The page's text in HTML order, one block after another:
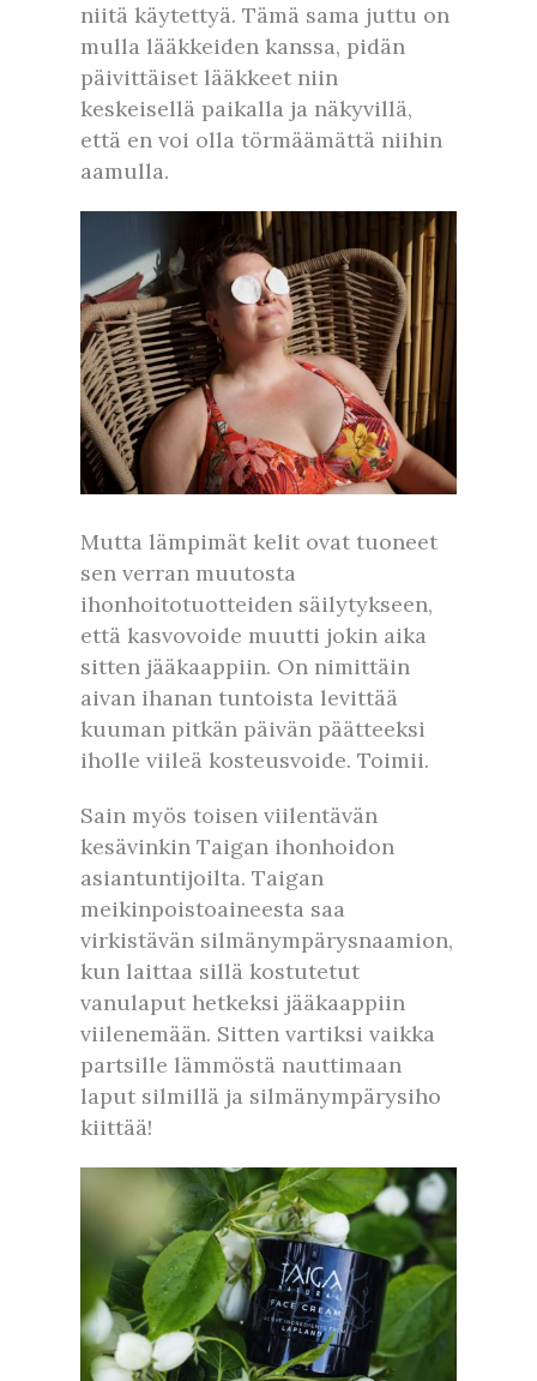
niitä käytettyä. Tämä sama juttu on
mulla lääkkeiden kanssa, pidän
päivittäiset lääkkeet niin
keskeisellä paikalla ja näkyvillä,
että en voi olla törmäämättä niihin
aamulla.
Mutta lämpimät kelit ovat tuoneet
sen verran muutosta
ihonhoitotuotteiden säilytykseen,
että kasvovoide muutti jokin aika
sitten jääkaappiin. On nimittäin
aivan ihanan tuntoista levittää
kuuman pitkän päivän päätteeksi
iholle viileä kosteusvoide. Toimii.
Sain myös toisen viilentävän
kesävinkin Taigan ihonhoidon
asiantuntijoilta. Taigan
meikinpoistoaineesta saa
virkistävän silmänympärysnaamion,
kun laittaa sillä kostutetut
vanulaput hetkeksi jääkaappiin
viilenemään. Sitten vartiksi vaikka
partsille lämmöstä nauttimaan
laput silmillä ja silmänympärysiho
kiittää!